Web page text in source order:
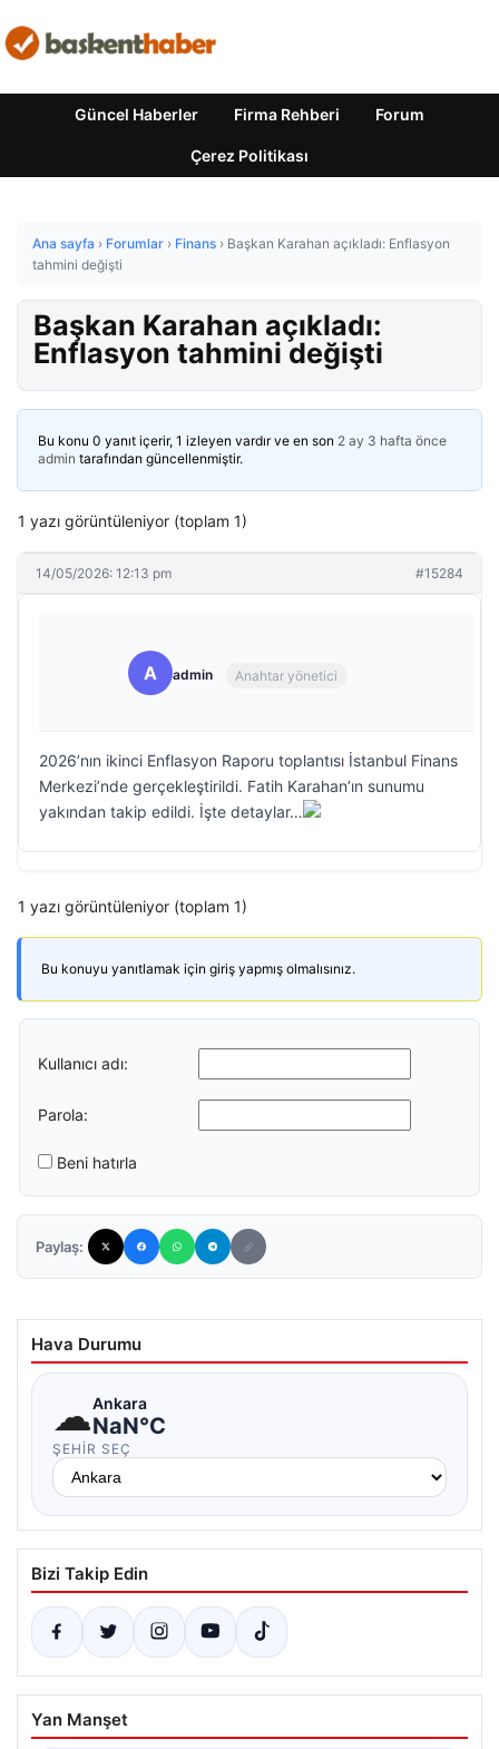
Güncel Haberler Firma Rehberi Forum
Çerez Politikası
Ana sayfa › Forumlar › Finans › Başkan Karahan açıkladı: Enflasyon
tahmini değişti
Başkan Karahan açıkladı:
Enflasyon tahmini değişti
Bu konu 0 yanıt içerir, 1 izleyen vardır ve en son 2 ay 3 hafta önce
admin tarafından güncellenmiştir.
1 yazı görüntüleniyor (toplam 1)
14/05/2026: 12:13 pm #15284
A admin Anahtar yönetici
2026’nın ikinci Enflasyon Raporu toplantısı İstanbul Finans
Merkezi’nde gerçekleştirildi. Fatih Karahan’ın sunumu
yakından takip edildi. İşte detaylar…
1 yazı görüntüleniyor (toplam 1)
Bu konuyu yanıtlamak için giriş yapmış olmalısınız.
Kullanıcı adı:
Parola:
Beni hatırla
Paylaş:
Hava Durumu
☁Ankara
NaN°C
ŞEHIR SEÇ
Bizi Takip Edin
Yan Manşet